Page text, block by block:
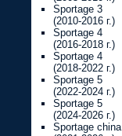
Sportage 3
(2010-2016 г.)
Sportage 4
(2016-2018 г.)
Sportage 4
(2018-2022 г.)
Sportage 5
(2022-2024 г.)
Sportage 5
(2024-2026 г.)
Sportage china